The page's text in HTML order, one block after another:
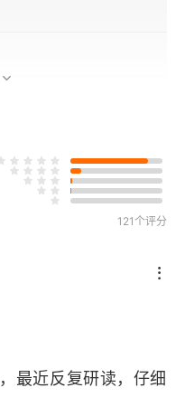
121个评分
最近反复研读，仔细